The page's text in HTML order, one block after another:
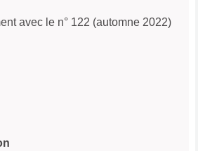
avec le n° 122 (automne 2022)